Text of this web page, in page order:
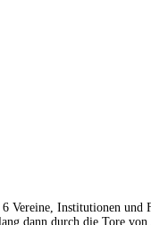
Vereine, Institutionen und
dann durch die Tore